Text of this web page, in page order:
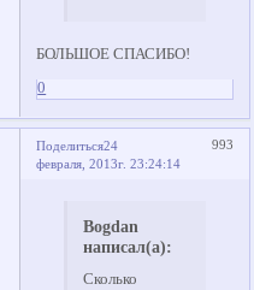
БОЛЬШОЕ СПАСИБО!
0
Поделиться 993
24
февраля, 2013г. 23:24:14
Bogdan
написал(а):
Сколько